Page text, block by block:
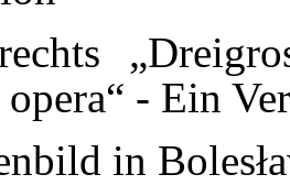
opera“ - Ein
in